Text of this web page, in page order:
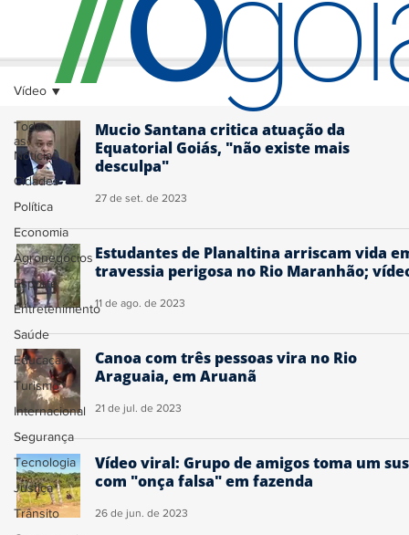
Todas
as
Notícias
Cidades
Política
Economia
Agronegócios
Esporte
Entretenimento
Saúde
Educação
Turismo
Internacional
Segurança
Tecnologia
Justiça
Trânsito
Vídeo
Mucio Santana critica atuação da
Equatorial Goiás, "não existe mais
desculpa"
27 de set. de 2023
Estudantes de Planaltina arriscam vida
travessia perigosa no Rio Maranhão;
11 de ago. de 2023
Canoa com três pessoas vira no Rio
Araguaia, em Aruanã
21 de jul. de 2023
Vídeo viral: Grupo de amigos toma um
com "onça falsa" em fazenda
26 de jun. de 2023